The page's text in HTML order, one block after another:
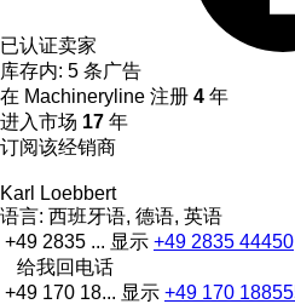
已认证卖家
库存内: 5 条广告
在 Machineryline 注册 4 年
进入市场 17 年
订阅该经销商
Karl Loebbert
语言: 西班牙语, 德语, 英语
+49 2835 ... 显示 +49 2835 44450
给我回电话
+49 170 18... 显示 +49 170